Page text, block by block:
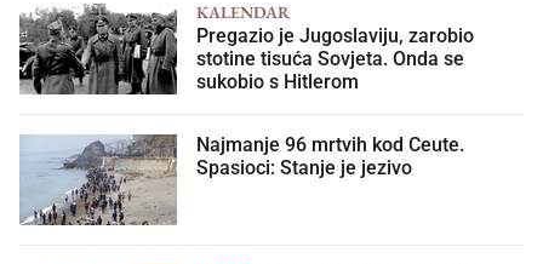
KALENDAR
Pregazio je Jugoslaviju, zarobio
stotine tisuća Sovjeta. Onda se
sukobio s Hitlerom
Najmanje 96 mrtvih kod Ceute.
Spasioci: Stanje je jezivo